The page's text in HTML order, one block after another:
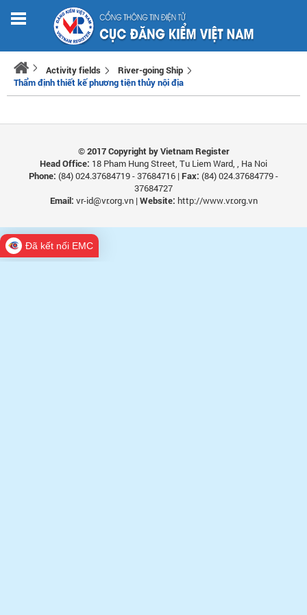
Activity fields
River-going Ship
Thẩm định thiết kế phương tiện thủy nội địa
​© 2017Copyright by Vietnam Register
Head Office: 18 Pham Hung Street, Tu Liem Ward, , Ha Noi
Phone: (84) 024.37684719 - 37684716 | Fax: (84) 024.37684779 -
37684727
Email: vr-id@vr.org.vn | Website: http://www.vr.org.vn​
Đã kết nối EMC